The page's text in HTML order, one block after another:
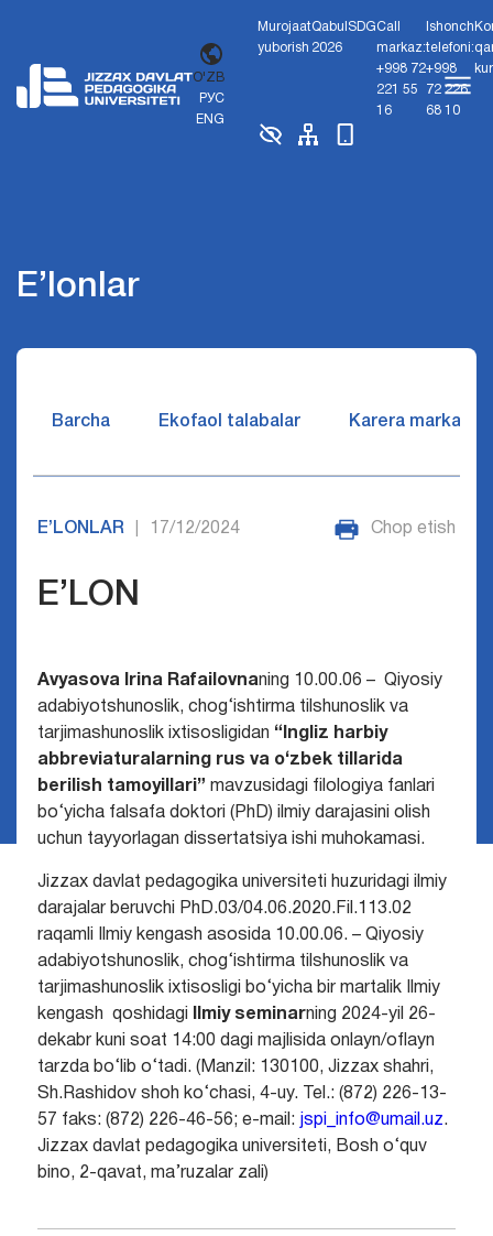
O'ZB
РУС
ENG
Murojaat
yuborish
Qabul
2026
SDGCall
markaz:
+998 72
221 55
16
Ishonch
telefoni:
+998
72 226
68 10
E’lonlar
Barcha Ekofaol talabalar Karera markazi
E’LONLAR 17/12/2024 Chop etish
E’LON
Avyasova Irina Rafailovnaning 10.00.06 – Qiyosiy
adabiyotshunoslik, chog‘ishtirma tilshunoslik va
tarjimashunoslik ixtisosligidan “Ingliz harbiy
abbreviaturalarning rus va o‘zbek tillarida
berilish tamoyillari” mavzusidagi filologiya fanlari
bo‘yicha falsafa doktori (PhD) ilmiy darajasini olish
uchun tayyorlagan dissertatsiya ishi muhokamasi.
Jizzax davlat pedagogika universiteti huzuridagi ilmiy
darajalar beruvchi PhD.03/04.06.2020.Fil.113.02
raqamli Ilmiy kengash asosida 10.00.06. – Qiyosiy
adabiyotshunoslik, chog‘ishtirma tilshunoslik va
tarjimashunoslik ixtisosligi bo‘yicha bir martalik Ilmiy
kengash
qoshidagi Ilmiy seminarning 2024-yil 26-
dekabr kuni soat 14:00 dagi majlisida onlayn/oflayn
tarzda bo‘lib o‘tadi. (Manzil: 130100, Jizzax shahri,
Sh.Rashidov shoh ko‘chasi, 4-uy. Tel.: (872) 226-13-
57 faks: (872) 226-46-56; e-mail: jspi_info@umail.uz.
Jizzax davlat pedagogika universiteti, Bosh o‘quv
bino, 2-qavat, ma’ruzalar zali)